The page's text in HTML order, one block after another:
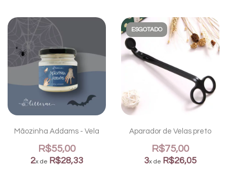
Mãozinha Addams - Vela
R$55,00
2x de R$28,33
ESGOTADO
Aparador de Velas preto
R$75,00
3x de R$26,05